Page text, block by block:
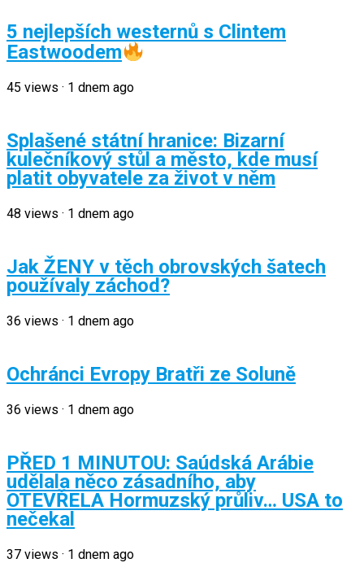
5 nejlepších westernů s Clintem
Eastwoodem
45 views · 1 dnem ago
Splašené státní hranice: Bizarní
kulečníkový stůl a město, kde musí
platit obyvatele za život v něm
48 views · 1 dnem ago
Jak ŽENY v těch obrovských šatech
používaly záchod?
36 views · 1 dnem ago
Ochránci Evropy Bratři ze Soluně
36 views · 1 dnem ago
PŘED 1 MINUTOU: Saúdská Arábie
udělala něco zásadního, aby
OTEVŘELA Hormuzský průliv… USA to
nečekal
37 views · 1 dnem ago